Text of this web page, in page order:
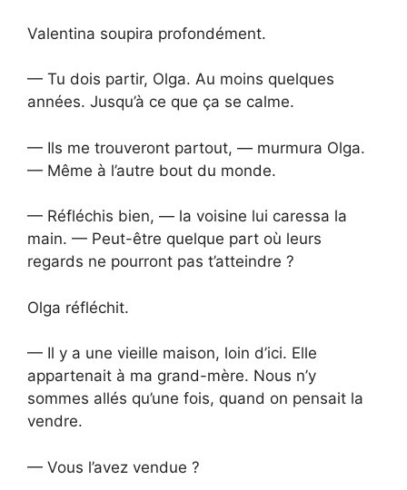
Valentina soupira profondément.
— Tu dois partir, Olga. Au moins quelques
années. Jusqu’à ce que ça se calme.
— Ils me trouveront partout, — murmura Olga.
— Même à l’autre bout du monde.
— Réfléchis bien, — la voisine lui caressa la
main. — Peut-être quelque part où leurs
regards ne pourront pas t’atteindre ?
Olga réfléchit.
— Il y a une vieille maison, loin d’ici. Elle
appartenait à ma grand-mère. Nous n’y
sommes allés qu’une fois, quand on pensait la
vendre.
— Vous l’avez vendue ?